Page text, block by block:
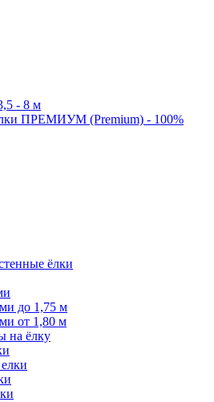
- 8 м
ПРЕМИУМ (Premium) - 100%
ёлки
до 1,75 м
от 1,80 м
на ёлку